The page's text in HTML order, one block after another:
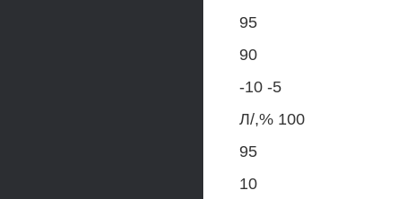
95
90
-10 -5
Л/,% 100
95
10